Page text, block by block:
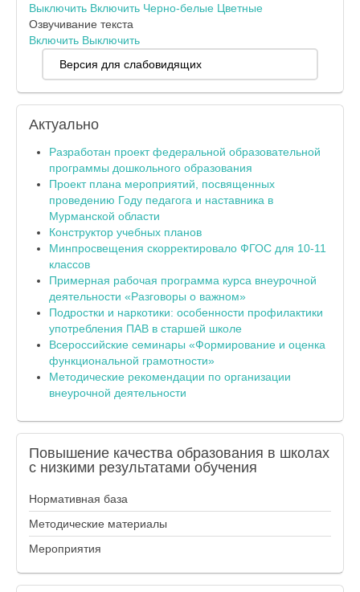
Выключить Включить Черно-белые Цветные
Озвучивание текста
Включить Выключить
Версия для слабовидящих
Актуально
Разработан проект федеральной образовательной
программы дошкольного образования
Проект плана мероприятий, посвященных
проведению Году педагога и наставника в
Мурманской области
Конструктор учебных планов
Минпросвещения скорректировало ФГОС для 10-11
классов
Примерная рабочая программа курса внеурочной
деятельности «Разговоры о важном»
Подростки и наркотики: особенности профилактики
употребления ПАВ в старшей школе
Всероссийские семинары «Формирование и оценка
функциональной грамотности»
Методические рекомендации по организации
внеурочной деятельности
Повышение качества образования в школах
с низкими результатами обучения
Нормативная база
Методические материалы
Мероприятия